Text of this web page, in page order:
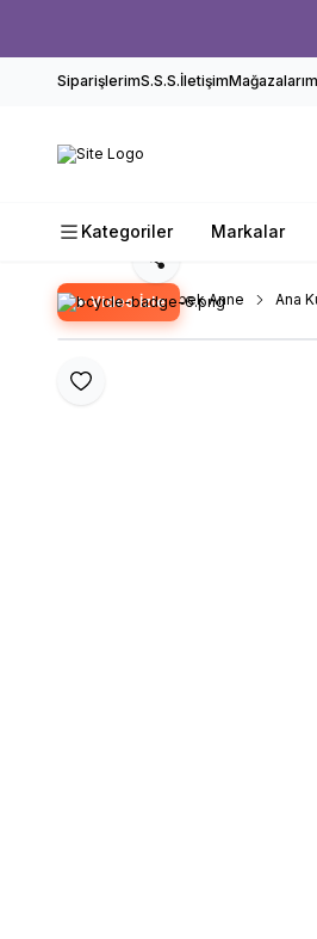
SiparişlerimS.S.S.İletişim
Kategoriler Markalar
Ana Sayfa Bebek Anne Ana
Favoriye Ekle
Paylaş
Video İzle